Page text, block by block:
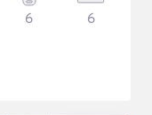
6 6